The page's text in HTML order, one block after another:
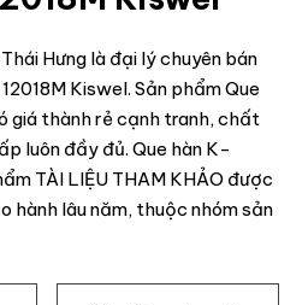
Hưng là đại lý chuyên bán
Kiswel. Sản phẩm Que
giá thành rẻ cạnh tranh, chất
luôn đầy đủ. Que hàn K-
TÀI LIỆU THAM KHẢO được
hành lâu năm, thuộc nhóm sản